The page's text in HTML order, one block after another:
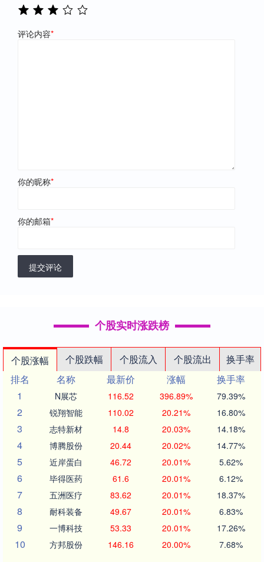
评论内容*
你的昵称*
你的邮箱*
提交评论
个股实时涨跌榜
个股涨幅 个股跌幅 个股流入 个股流出
换手率
排名
名称 最新价 涨幅
换手率
1
N展芯 116.52 396.89% 79.39%
2 锐翔智能 110.02 20.21% 16.80%
3 志特新材 14.8 20.03% 14.18%
4 博腾股份 20.44 20.02% 14.77%
5 近岸蛋白 46.72 20.01% 5.62%
6 毕得医药 61.6 20.01% 6.12%
7 五洲医疗 83.62 20.01% 18.37%
8 耐科装备 49.67 20.01% 6.83%
9 一博科技 53.33 20.01% 17.26%
10 方邦股份 146.16 20.00% 7.68%